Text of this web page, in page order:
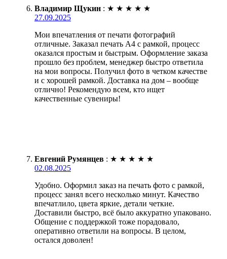
Владимир Щукин : ★ ★ ★ ★ ★
27.09.2025
Мои впечатления от печати фотографий
отличные. Заказал печать А4 с рамкой, процесс
оказался простым и быстрым. Оформление заказа
прошло без проблем, менеджер быстро ответила
на мои вопросы. Получил фото в четком качестве
и с хорошей рамкой. Доставка на дом – вообще
отлично! Рекомендую всем, кто ищет
качественные сувениры!
Евгений Румянцев : ★ ★ ★ ★ ★
02.08.2025
Удобно. Оформил заказ на печать фото с рамкой,
процесс занял всего несколько минут. Качество
впечатлило, цвета яркие, детали четкие.
Доставили быстро, всё было аккуратно упаковано.
Общение с поддержкой тоже порадовало,
оперативно ответили на вопросы. В целом,
остался доволен!